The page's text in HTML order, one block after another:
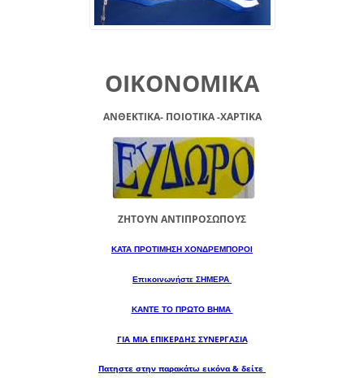
ΟΙΚΟΝΟΜΙΚΑ
ΑΝΘΕΚΤΙΚΑ- ΠΟΙΟΤΙΚΑ -XAPTIKA
ΖΗΤΟΥΝ ΑΝΤΙΠΡΟΣΩΠΟΥΣ
ΚΑΤΑ ΠΡΟΤΙΜΗΣΗ ΧΟΝΔΡΕΜΠΟΡΟΙ
Επικοινωνήστε ΣΗΜΕΡΑ
ΚΑΝΤΕ ΤΟ ΠΡΩΤΟ ΒΗΜΑ
ΓΙΑ ΜΙΑ ΕΠΙΚΕΡΔΗΣ ΣΥΝΕΡΓΑΣΙΑ
Πατηστε στην παρακάτω εικόνα & δείτε